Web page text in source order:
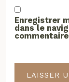
Enregistrer
dans le